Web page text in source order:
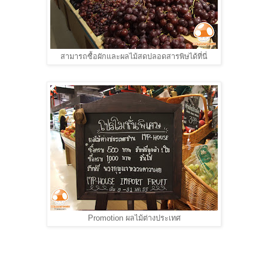
สามารถซื้อผักและผลไม้สดปลอดสารพิษได้ที่นี่
Promotion ผลไม้ต่างประเทศ